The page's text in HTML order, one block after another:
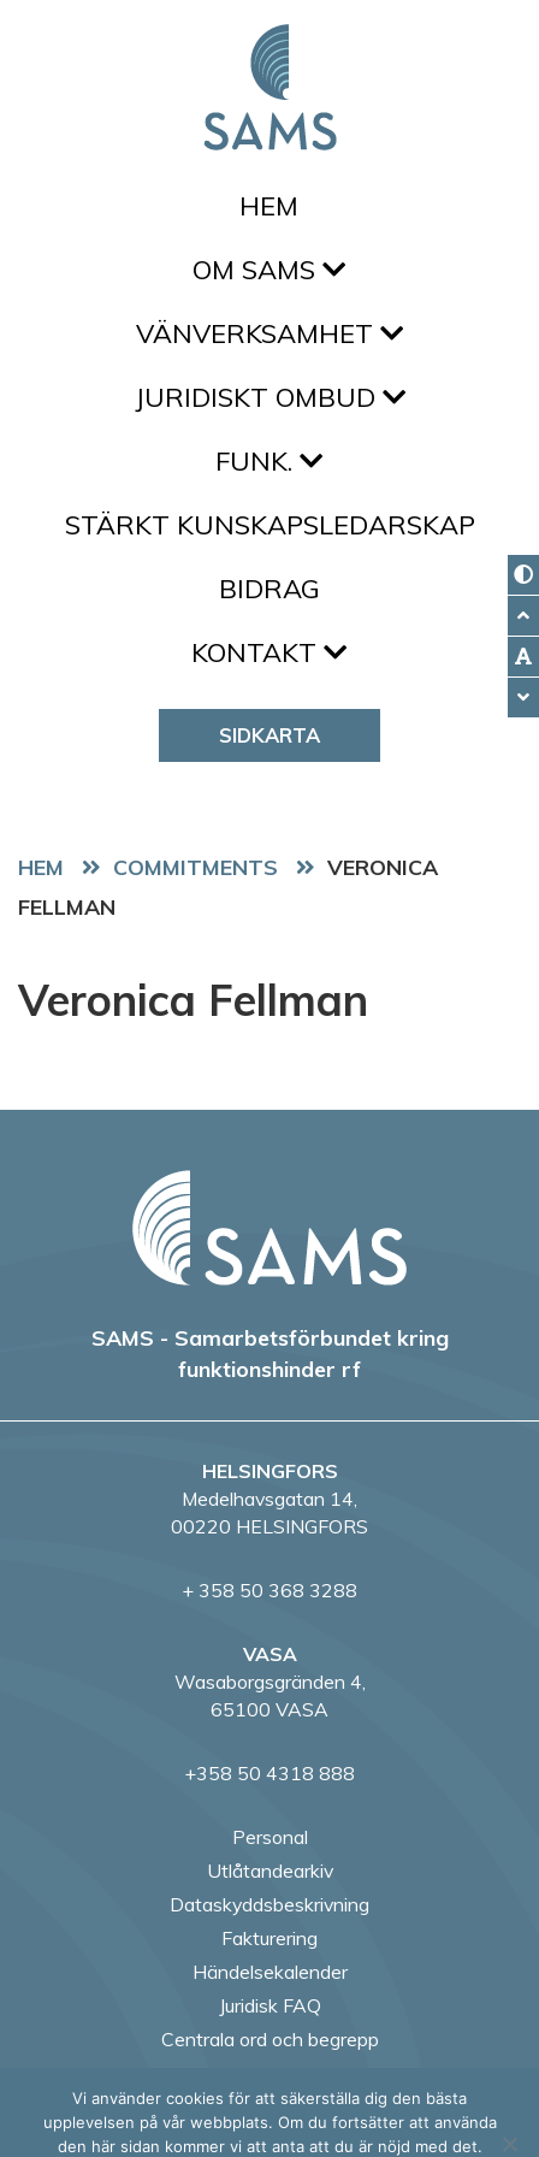
HEM
OM SAMS
VÄNVERKSAMHET
JURIDISKT OMBUD
FUNK.
STÄRKT KUNSKAPSLEDARSKAP
BIDRAG
KONTAKT
SIDKARTA
HEM COMMITMENTS
VERONICA
FELLMAN
Veronica Fellman
SAMS - Samarbetsförbundet kring
funktionshinder rf
HELSINGFORS
Medelhavsgatan 14,
00220 HELSINGFORS
+ 358 50 368 3288
VASA
Wasaborgsgränden 4,
65100 VASA
+358 50 4318 888
Personal
Utlåtandearkiv
Dataskyddsbeskrivning
Fakturering
Händelsekalender
Juridisk FAQ
Centrala ord och begrepp
Follow us on
Follow us on
Follow
Vi använder cookies för att säkerställa dig den bästa
upplevelsen på vår webbplats. Om du fortsätter att använda
den här sidan kommer vi att anta att du är nöjd med det.